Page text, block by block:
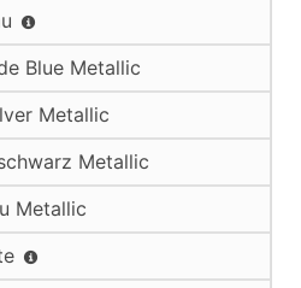
Blue Metallic
Metallic
Metallic
Metallic